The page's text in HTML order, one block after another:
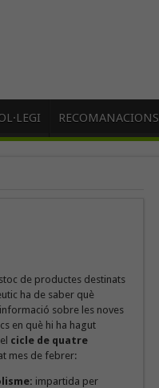
RECOMANACIONS
de productes destinats
ha de saber què
sobre les noves
en què hi ha hagut
cicle de quatre
mes de febrer:
impartida per